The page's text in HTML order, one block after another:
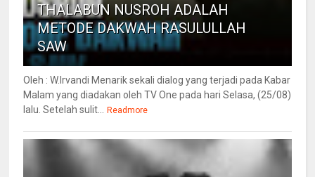
THALABUN NUSROH ADALAH
METODE DAKWAH RASULULLAH
SAW
Oleh : W.Irvandi Menarik sekali dialog yang terjadi pada Kabar
Malam yang diadakan oleh TV One pada hari Selasa, (25/08)
lalu. Setelah sulit...
Readmore